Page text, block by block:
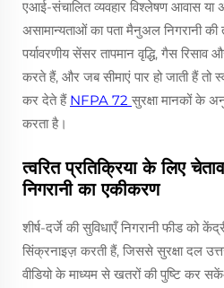
एआई-संचालित व्यवहार विश्लेषण आवास या
असामान्यताओं का पता मैनुअल निगरानी
पर्यावरणीय सेंसर तापमान वृद्धि, गैस
करते हैं, और जब सीमाएं पार हो जाती हैं तो
कर देते हैं NFPA 72 सुरक्षा मानकों के
करता है।
त्वरित प्रतिक्रिया के लिए
निगरानी का एकीकरण
शीर्ष-दर्जे की सुविधाएँ निगरानी फीड को
सिंक्रनाइज़ करती हैं, जिससे सुरक्षा दल
वीडियो के माध्यम से खतरों की पुष्टि कर